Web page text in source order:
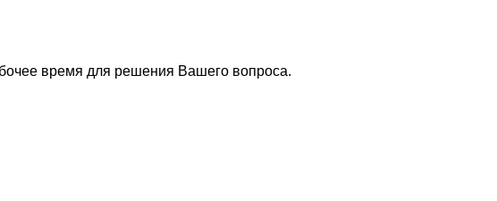
время для решения Вашего вопроса.